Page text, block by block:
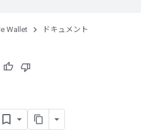
Wallet
ドキュメント